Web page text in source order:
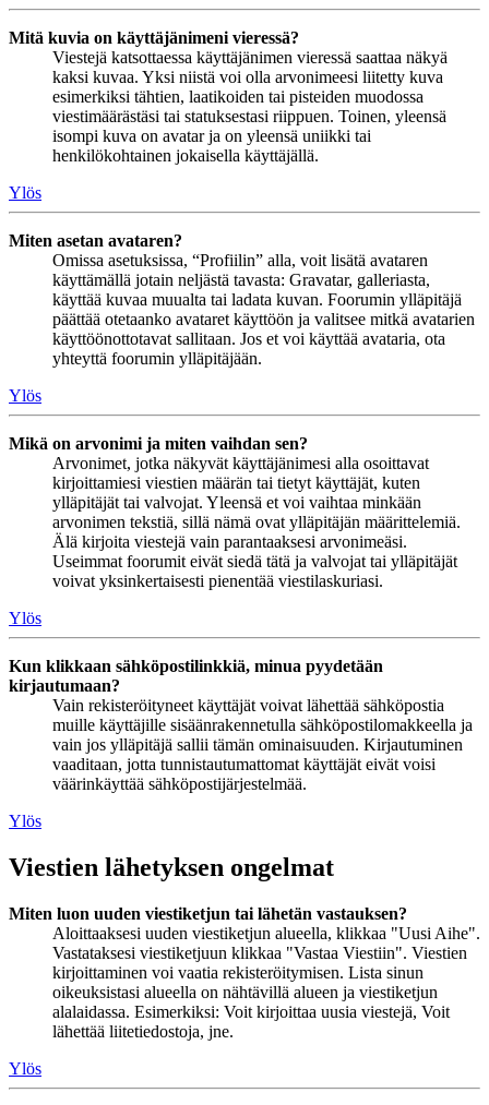
Mitä kuvia on käyttäjänimeni vieressä?
Viestejä katsottaessa käyttäjänimen vieressä saattaa näkyä
kaksi kuvaa. Yksi niistä voi olla arvonimeesi liitetty kuva
esimerkiksi tähtien, laatikoiden tai pisteiden muodossa
viestimäärästäsi tai statuksestasi riippuen. Toinen, yleensä
isompi kuva on avatar ja on yleensä uniikki tai
henkilökohtainen jokaisella käyttäjällä.
Ylös
Miten asetan avataren?
Omissa asetuksissa, “Profiilin” alla, voit lisätä avataren
käyttämällä jotain neljästä tavasta: Gravatar, galleriasta,
käyttää kuvaa muualta tai ladata kuvan. Foorumin ylläpitäjä
päättää otetaanko avataret käyttöön ja valitsee mitkä avatarien
käyttöönottotavat sallitaan. Jos et voi käyttää avataria, ota
yhteyttä foorumin ylläpitäjään.
Ylös
Mikä on arvonimi ja miten vaihdan sen?
Arvonimet, jotka näkyvät käyttäjänimesi alla osoittavat
kirjoittamiesi viestien määrän tai tietyt käyttäjät, kuten
ylläpitäjät tai valvojat. Yleensä et voi vaihtaa minkään
arvonimen tekstiä, sillä nämä ovat ylläpitäjän määrittelemiä.
Älä kirjoita viestejä vain parantaaksesi arvonimeäsi.
Useimmat foorumit eivät siedä tätä ja valvojat tai ylläpitäjät
voivat yksinkertaisesti pienentää viestilaskuriasi.
Ylös
Kun klikkaan sähköpostilinkkiä, minua pyydetään
kirjautumaan?
Vain rekisteröityneet käyttäjät voivat lähettää sähköpostia
muille käyttäjille sisäänrakennetulla sähköpostilomakkeella ja
vain jos ylläpitäjä sallii tämän ominaisuuden. Kirjautuminen
vaaditaan, jotta tunnistautumattomat käyttäjät eivät voisi
väärinkäyttää sähköpostijärjestelmää.
Ylös
Viestien lähetyksen ongelmat
Miten luon uuden viestiketjun tai lähetän vastauksen?
Aloittaaksesi uuden viestiketjun alueella, klikkaa "Uusi Aihe".
Vastataksesi viestiketjuun klikkaa "Vastaa Viestiin". Viestien
kirjoittaminen voi vaatia rekisteröitymisen. Lista sinun
oikeuksistasi alueella on nähtävillä alueen ja viestiketjun
alalaidassa. Esimerkiksi: Voit kirjoittaa uusia viestejä, Voit
lähettää liitetiedostoja, jne.
Ylös